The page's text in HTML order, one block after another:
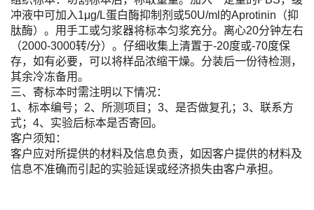
冲液中可加入1μg/L蛋白酶抑制剂或50U/ml的Aprotinin（抑
肽酶）。用手工或匀浆器将标本匀浆充分。离心20分钟左右
（2000-3000转/分）。仔细收集上清置于-20度或-70度保
存，如有必要，可以将样品浓缩干燥。分装后一份待检测，
其余冷冻备用。
三、寄标本时需注明以下情况：
1、标本编号；2、所测项目；3、是否做复孔；3、联系方
式；4、实验后标本是否寄回。
客户须知：
客户应对所提供的材料及信息负责，如因客户提供的材料及
信息不准确而引起的实验延误或经济损失由客户承担。